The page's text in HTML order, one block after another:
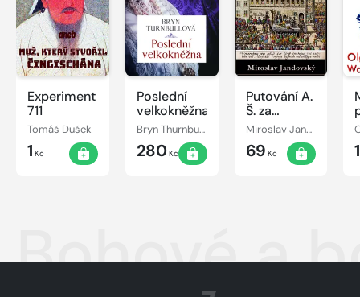
Experiment
711
Tomáš Dušek
1 Kč
Poslední
velkokněžna
Bryn Thurnbullová
280Kč
Putování A.
Š. za
lidskou
důstojností
Miroslav Jandovský
69 Kč
Bohové a